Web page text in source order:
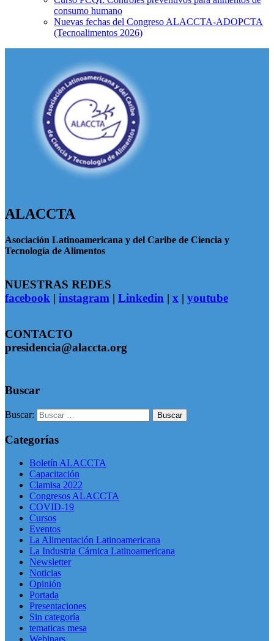
consumo humano
Nuevas fechas del Congreso ALACCTA-ADOPCTA
(Tecnoalimentos 2026)
ALACCTA
Asociación Latinoamericana y del Caribe de Ciencia y
Tecnología de Alimentos
NUESTRAS REDES
facebook | instagram | Linkedin | x | youtube
CONTACTO
presidencia@alaccta.org
Buscar
Buscar:
Categorías
Boletín ALACCTA
Capacitación
Clamisa 2022
Congresos ALACCTA
COVID-19
Cursos
Eventos
La Alimentación Latinoamericana
La Industria Cárnica Latinoamericana
Newsletter
Noticias
Opinión
Portada
Presentaciones
Sin categoría
tematicas mesa